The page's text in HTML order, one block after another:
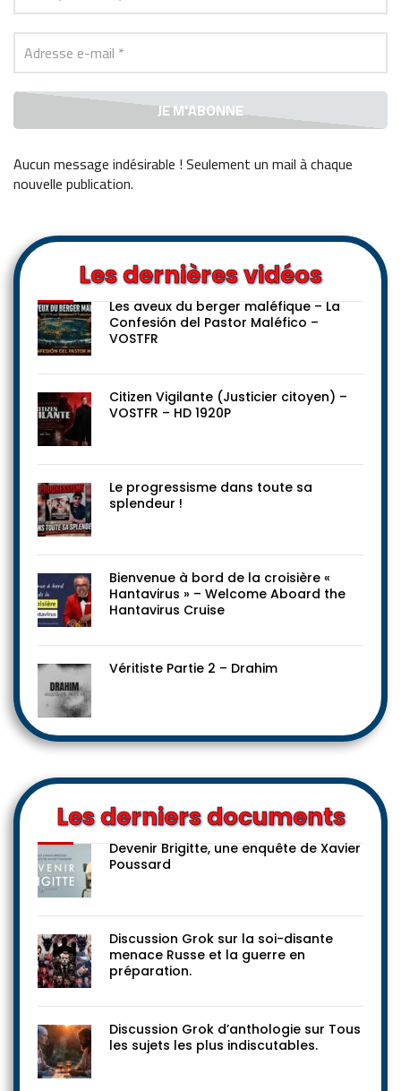
Aucun message indésirable ! Seulement un mail à chaque
nouvelle publication.
Les dernières vidéos
Les aveux du berger maléfique – La
Confesión del Pastor Maléfico –
VOSTFR
Citizen Vigilante (Justicier citoyen) –
VOSTFR – HD 1920P
Le progressisme dans toute sa
splendeur !
Bienvenue à bord de la croisière «
Hantavirus » – Welcome Aboard the
Hantavirus Cruise
Véritiste Partie 2 – Drahim
Les derniers documents
Devenir Brigitte, une enquête de Xavier
Poussard
Discussion Grok sur la soi-disante
menace Russe et la guerre en
préparation.
Discussion Grok d’anthologie sur Tous
les sujets les plus indiscutables.